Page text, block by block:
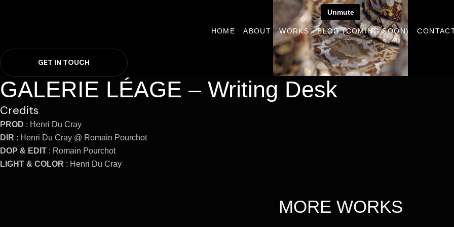
HOME ABOUT WORKS BLOG (COMING SOON)
GET IN TOUCH
GALERIE LÉAGE – Writing Desk
Credits
PROD : Henri Du Cray
DIR : Henri Du Cray @ Romain Pourchot
DOP & EDIT : Romain Pourchot
LIGHT & COLOR : Henri Du Cray
MORE WORKS